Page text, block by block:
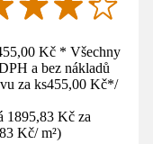
Kč * Všechny
a bez nákladů
za ks455,00 Kč*/
1895,83 Kč za
Kč/ m²)